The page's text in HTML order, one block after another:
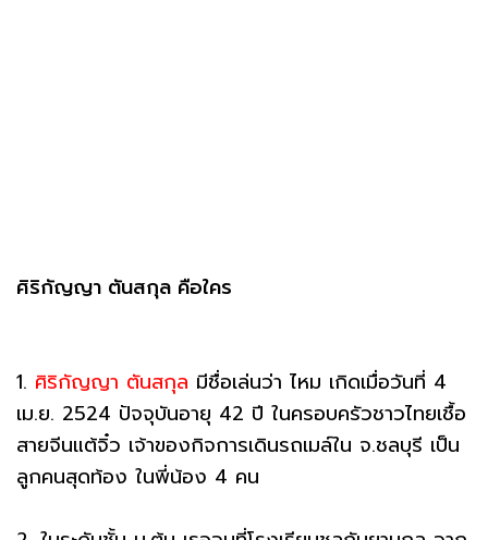
ศิริกัญญา ตันสกุล คือใคร
1. ศิริกัญญา ตันสกุล มีชื่อเล่นว่า ไหม เกิดเมื่อวันที่ 4
เม.ย. 2524 ปัจจุบันอายุ 42 ปี ในครอบครัวชาวไทยเชื้อ
สายจีนแต้จิ๋ว เจ้าของกิจการเดินรถเมล์ใน จ.ชลบุรี เป็น
ลูกคนสุดท้อง ในพี่น้อง 4 คน